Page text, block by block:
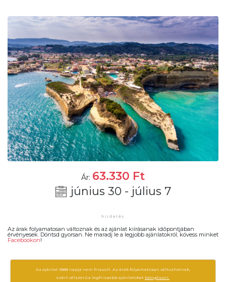
Ár: 63.330 Ft
június 30 - július 7
Az árak folyamatosan változnak és az ajánlat kiírásanak időpontjában
érvényesek. Döntsd gyorsan. Ne maradj le a legjobb ajánlatokról, kövess minket
Facebookon!
Az ajánlat 1888 napja nem frissült. Az árak folyamatosan változhatnak,
ezért célszerű a legfrissebb ajánlatokat böngészni.